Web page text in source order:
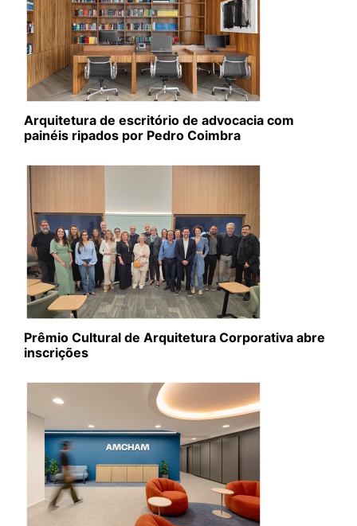
Arquitetura de escritório de advocacia com
painéis ripados por Pedro Coimbra
Prêmio Cultural de Arquitetura Corporativa abre
inscrições